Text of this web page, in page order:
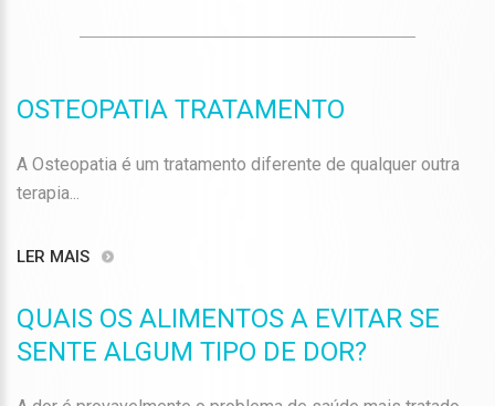
OSTEOPATIA TRATAMENTO
A Osteopatia é um tratamento diferente de qualquer outra
terapia...
LER MAIS
QUAIS OS ALIMENTOS A EVITAR SE
SENTE ALGUM TIPO DE DOR?